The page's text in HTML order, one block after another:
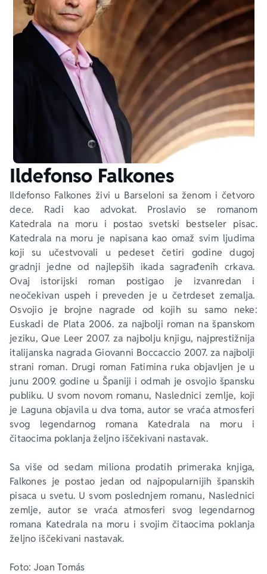
Ildefonso Falkones
Ildefonso Falkones živi u Barseloni sa ženom i četvoro
dece. Radi kao advokat. Proslavio se romanom
Katedrala na moru i postao svetski bestseler pisac.
Katedrala na moru je napisana kao omaž svim ljudima
koji su učestvovali u pedeset četiri godine dugoj
gradnji jedne od najlepših ikada sagrađenih crkava.
Ovaj istorijski roman postigao je izvanredan i
neočekivan uspeh i preveden je u četrdeset zemalja.
Osvojio je brojne nagrade od kojih su samo neke:
Euskadi de Plata 2006. za najbolji roman na španskom
jeziku, Que Leer 2007. za najbolju knjigu, najprestižnija
italijanska nagrada Giovanni Boccaccio 2007. za najbolji
strani roman. Drugi roman Fatimina ruka objavljen je u
junu 2009. godine u Španiji i odmah je osvojio špansku
publiku. U svom novom romanu, Naslednici zemlje, koji
je Laguna objavila u dva toma, autor se vraća atmosferi
svog legendarnog romana Katedrala na moru i
čitaocima poklanja željno iščekivani nastavak.
Sa više od sedam miliona prodatih primeraka knjiga,
Falkones je postao jedan od najpopularnijih španskih
pisaca u svetu. U svom poslednjem romanu, Naslednici
zemlje, autor se vraća atmosferi svog legendarnog
romana Katedrala na moru i svojim čitaocima poklanja
željno iščekivani nastavak.
Foto: Joan Tomás
Ekranizovane knjige
Poezija
Lični razvoj i popularna psihologija
Bojan Ljubenović
Dejan Tiago-Stanković
Milica Jakovljević Mir-Jam
Peter Handke
Harlan Koben